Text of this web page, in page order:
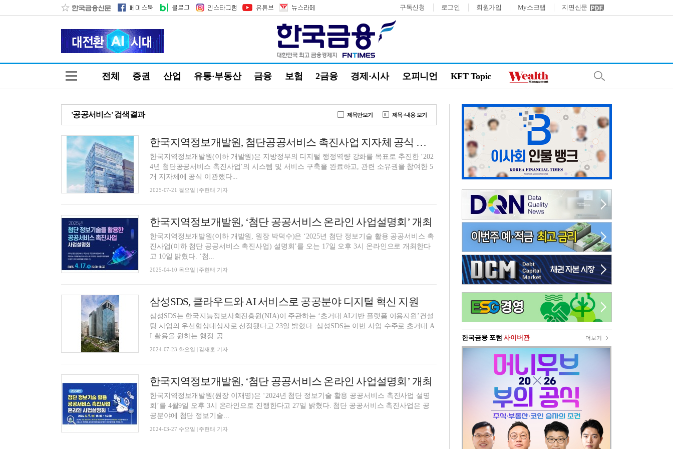
구독신청 로그인 회원가입 My스크랩 지면신문
전체 증권 산업 유통·부동산 금융 보험 2금융 경제·시사 오피니언 KFT Topic
'공공서비스' 검색결과 제목만보기 제목+내용 보기
한국지역정보개발원, 첨단공공서비스 촉진사업 지자체 공식 이관
한국지역정보개발원(이하 개발원)은 지방정부의 디지털 행정역량 강화를 목표로 추진한 ‘202
4년 첨단공공서비스 촉진사업’의 시스템 및 서비스 구축을 완료하고, 관련 소유권을 참여한 5
개 지자체에 공식 이관했다...
2025-07-21 월요일 | 주현태 기자
한국지역정보개발원, ‘첨단 공공서비스 온라인 사업설명회’ 개최
한국지역정보개발원(이하 개발원, 원장 박덕수)은 ‘2025년 첨단 정보기술 활용 공공서비스 촉
진사업(이하 첨단 공공서비스 촉진사업) 설명회’를 오는 17일 오후 3시 온라인으로 개최한다
고 10일 밝혔다. ‘첨...
2025-04-10 목요일 | 주현태 기자
삼성SDS, 클라우드와 AI 서비스로 공공분야 디지털 혁신 지원
삼성SDS는 한국지능정보사회진흥원(NIA)이 주관하는 ‘초거대 AI기반 플랫폼 이용지원’컨설
팅 사업의 우선협상대상자로 선정됐다고 23일 밝혔다. 삼성SDS는 이번 사업 수주로 초거대 A
I 활용을 원하는 행정·공...
2024-07-23 화요일 | 김재훈 기자
한국지역정보개발원, ‘첨단 공공서비스 온라인 사업설명회’ 개최
한국지역정보개발원(원장 이재영)은 ‘2024년 첨단 정보기술 활용 공공서비스 촉진사업 설명
회’를 4월9일 오후 3시 온라인으로 진행한다고 27일 밝혔다. 첨단 공공서비스 촉진사업은 공
공분야에 첨단 정보기술...
2024-03-27 수요일 | 주현태 기자
한국금융 포럼 사이버관 더보기